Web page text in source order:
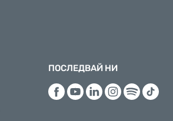
ПОСЛЕДВАЙ НИ